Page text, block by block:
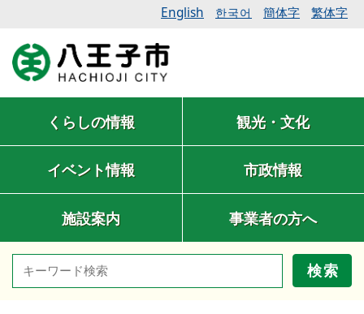
English 한국어 簡体字 繁体字
くらしの情報 観光・文化
イベント情報 市政情報
施設案内 事業者の方へ
検索